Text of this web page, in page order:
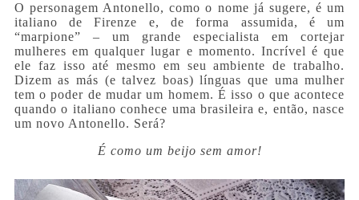
O personagem Antonello, como o nome já sugere, é um
italiano de Firenze e, de forma assumida, é um
“marpione” – um grande especialista em cortejar
mulheres em qualquer lugar e momento. Incrível é que
ele faz isso até mesmo em seu ambiente de trabalho.
Dizem as más (e talvez boas) línguas que uma mulher
tem o poder de mudar um homem. É isso o que acontece
quando o italiano conhece uma brasileira e, então, nasce
um novo Antonello. Será?
É como um beijo sem amor!